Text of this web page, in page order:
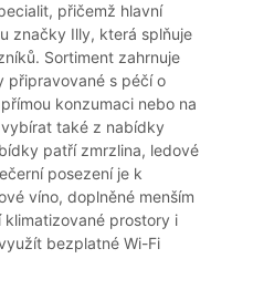
přičemž hlavní
značky Illy, která splňuje
Sortiment zahrnuje
připravované s péčí o
konzumaci nebo na
také z nabídky
patří zmrzlina, ledové
posezení je k
víno, doplněné menším
prostory i
bezplatné Wi-Fi